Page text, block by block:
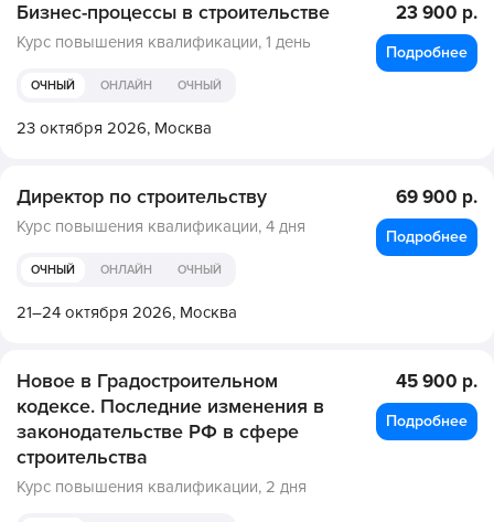
Бизнес-процессы в строительстве
Курс повышения квалификации, 1 день
ОЧНЫЙ ОНЛАЙН ОЧНЫЙ
23 октября 2026, Москва
23 900 р.
Подробнее
Директор по строительству
Курс повышения квалификации, 4 дня
ОЧНЫЙ ОНЛАЙН ОЧНЫЙ
21–24 октября 2026, Москва
69 900 р.
Подробнее
Новое в Градостроительном
кодексе. Последние изменения в
законодательстве РФ в сфере
строительства
Курс повышения квалификации, 2 дня
45 900 р.
Подробнее